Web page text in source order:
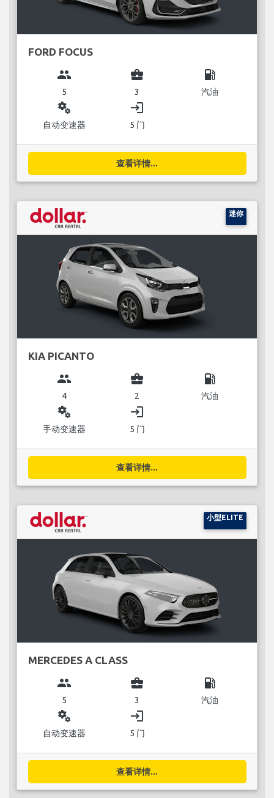
FORD FOCUS
group
5
business_center
3
local_gas_station
汽油
miscellaneous_services
自动变速器
login
5 门
查看详情...
迷你
KIA PICANTO
group
4
business_center
2
local_gas_station
汽油
miscellaneous_services
手动变速器
login
5 门
查看详情...
小型ELITE
MERCEDES A CLASS
group
5
business_center
3
local_gas_station
汽油
miscellaneous_services
自动变速器
login
5 门
查看详情...